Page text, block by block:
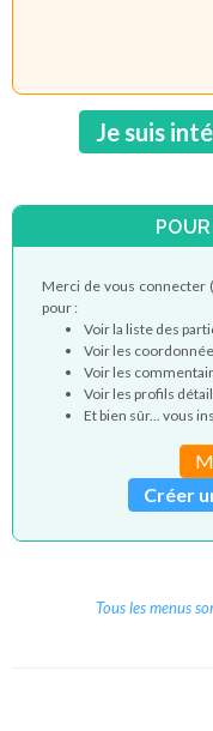
Je suis
Merci de vous connecter
pour :
Voir la liste des
Voir les
Voir les
Voir les profils
Et bien sûr... vous
Créer
Tous les menus